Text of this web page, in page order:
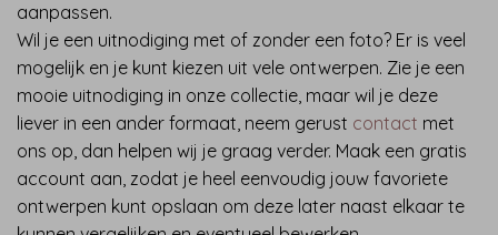
aanpassen.
Wil je een uitnodiging met of zonder een foto? Er is veel
mogelijk en je kunt kiezen uit vele ontwerpen. Zie je een
mooie uitnodiging in onze collectie, maar wil je deze
liever in een ander formaat, neem gerust contact met
ons op, dan helpen wij je graag verder. Maak een gratis
account aan, zodat je heel eenvoudig jouw favoriete
ontwerpen kunt opslaan om deze later naast elkaar te